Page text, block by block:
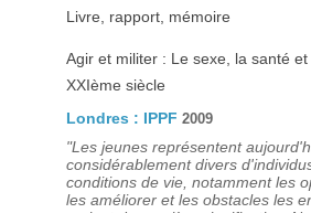
Livre, rapport, mémoire
Agir et militer : Le sexe, la santé
XXIème siècle
Londres : IPPF 2009
"Les jeunes représentent
considérablement divers
conditions de vie, notamment les
les améliorer et les obstacles les